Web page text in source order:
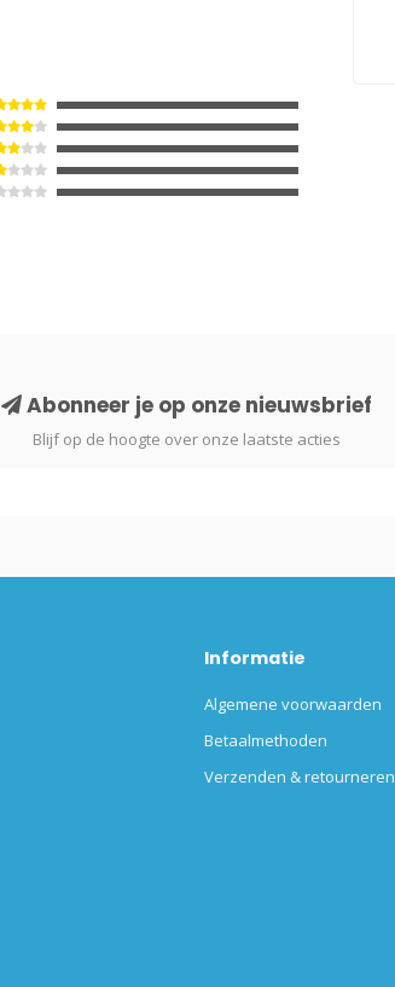
Abonneer je op onze nieuwsbrief
Blijf op de hoogte over onze laatste acties
Informatie
Algemene voorwaarden
Betaalmethoden
Verzenden & retourneren